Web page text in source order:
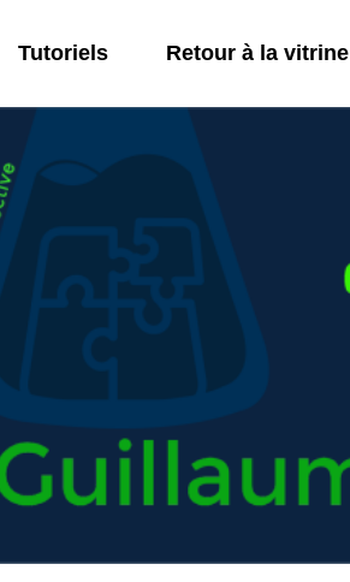
Tutoriels Retour à la vitrine